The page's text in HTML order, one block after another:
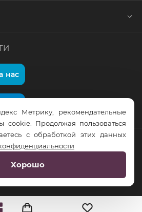
нас
Все права защищены
Digital
Метрику, рекомендательные
cookie. Продолжая пользоваться
с обработкой этих данных
Хорошо